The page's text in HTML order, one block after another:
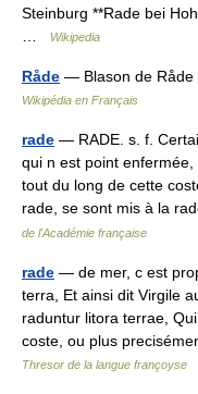
Steinburg **Rade bei
Wikipedia
Råde — Blason de
Wikipédia en Français
rade — RADE. s. f.
qui n est point
tout du long de cette
rade, se sont mis à la
de l'Académie française
rade — de mer, c est
terra, Et ainsi dit Virgile
raduntur litora terrae,
coste, ou plus
Thresor de la langue françoyse